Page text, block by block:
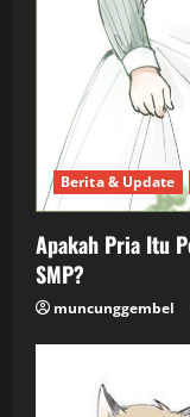
Berita & Update
Apakah Pria Itu
SMP?
muncunggembel